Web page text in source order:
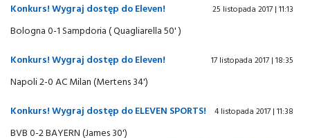
Konkurs! Wygraj dostęp do Eleven!
25 listopada 2017 | 11:13
Bologna 0-1 Sampdoria ( Quagliarella 50' )
Konkurs! Wygraj dostęp do Eleven!
17 listopada 2017 | 18:35
Napoli 2-0 AC Milan (Mertens 34')
Konkurs! Wygraj dostęp do ELEVEN SPORTS!
4 listopada 2017 | 11:38
BVB 0-2 BAYERN (James 30')